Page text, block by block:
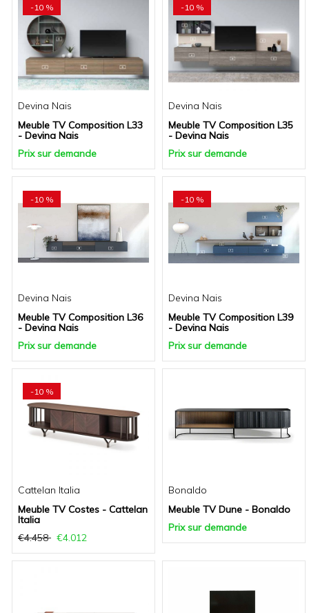
-10 %
Devina Nais
Meuble TV Composition L33
- Devina Nais
Prix sur demande
-10 %
Devina Nais
Meuble TV Composition L35
- Devina Nais
Prix sur demande
-10 %
Devina Nais
Meuble TV Composition L36
- Devina Nais
Prix sur demande
-10 %
Devina Nais
Meuble TV Composition L39
- Devina Nais
Prix sur demande
-10 %
Cattelan Italia
Meuble TV Costes - Cattelan
Italia
€4.458
€4.012
Bonaldo
Meuble TV Dune - Bonaldo
Prix sur demande